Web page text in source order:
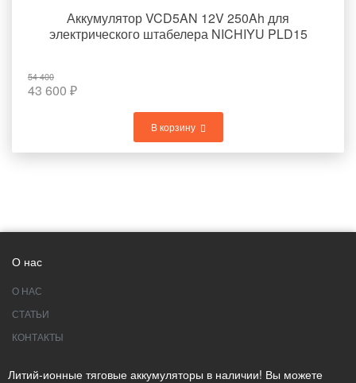
Аккумулятор VCD5AN 12V 250Ah для
электрического штабелера NICHIYU PLD15
54 400
43 600 ₽
В корзину
О нас
О НАС
СТАТЬИ
КОНТАКТЫ
Литий-ионные тяговые аккумуляторы в наличии! Вы можете